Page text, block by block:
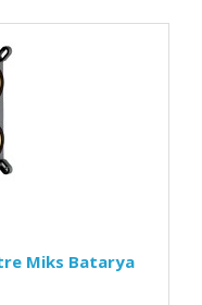
Miks Batarya